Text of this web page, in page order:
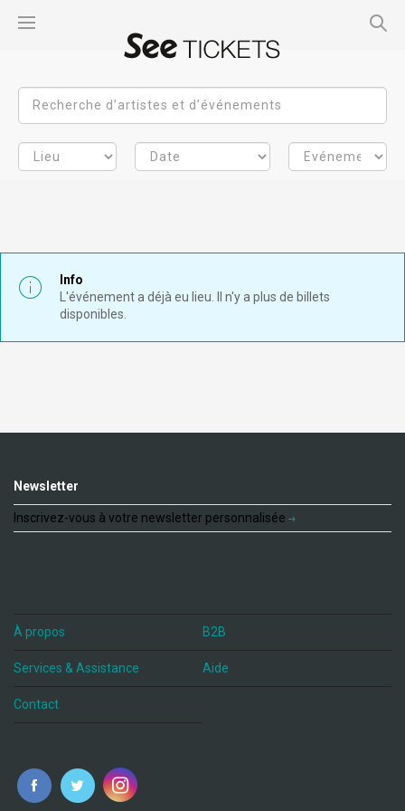
Info
L'événement a déjà eu lieu. Il n'y a plus de billets
disponibles.
Newsletter
Inscrivez-vous à votre newsletter personnalisée
À propos B2B
Services & Assistance Aide
Contact
fr